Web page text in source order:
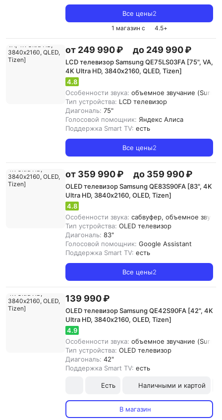
Все цены2
1 магазин с 4.5+
от 249 990 ₽ до 249 990 ₽
LCD телевизор Samsung QE75LS03FA [75", VA,
4K Ultra HD, 3840х2160, QLED, Tizen]
4.8
Особенности звука: объемное звучание
Тип устройства: LCD телевизор
Диагональ: 75"
Голосовой помощник: Яндекс Алиса
Поддержка Smart TV: есть
Все цены2
от 359 990 ₽ до 359 990 ₽
OLED телевизор Samsung QE83S90FA [83", 4K
Ultra HD, 3840х2160, OLED, Tizen]
4.8
Особенности звука: сабвуфер, объемное
Тип устройства: OLED телевизор
Диагональ: 83"
Голосовой помощник: Google Assistant
Поддержка Smart TV: есть
Все цены2
139 990 ₽
OLED телевизор Samsung QE42S90FA [42", 4K
Ultra HD, 3840х2160, OLED, Tizen]
4.9
Особенности звука: объемное звучание
Тип устройства: OLED телевизор
Диагональ: 42"
Поддержка Smart TV: есть
Есть Наличными и картой
В магазин